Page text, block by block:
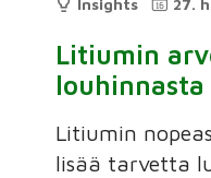
Insights 27.
Litiumin
Litiumin
lisää tarvetta